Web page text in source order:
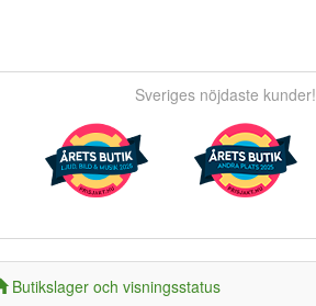
Sveriges nöjdaste kunder!
Butikslager och visningsstatus